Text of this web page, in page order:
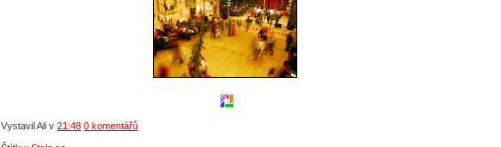
Vystavil Ali v 21:48 0 komentářů